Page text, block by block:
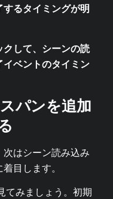
るタイミングが明
クして、シーンの読
ベントのタイミン
パンを追加
はシーン読み込み
目します。
てみましょう。初期